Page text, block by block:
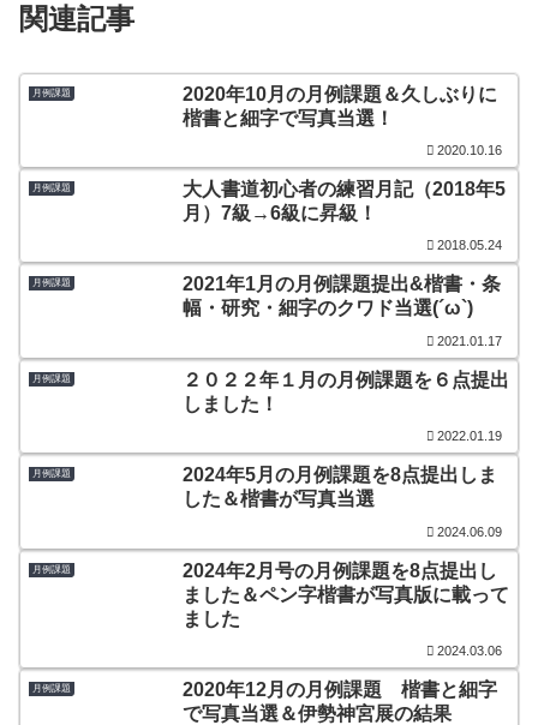
関連記事
月例課題
2020年10月の月例課題＆久しぶりに
楷書と細字で写真当選！
2020.10.16
月例課題
大人書道初心者の練習月記（2018年5
月）7級→6級に昇級！
2018.05.24
月例課題
2021年1月の月例課題提出&楷書・条
幅・研究・細字のクワド当選(´ω`)
2021.01.17
月例課題
２０２２年１月の月例課題を６点提出
しました！
2022.01.19
月例課題
2024年5月の月例課題を8点提出しま
した＆楷書が写真当選
2024.06.09
月例課題
2024年2月号の月例課題を8点提出し
ました＆ペン字楷書が写真版に載って
ました
2024.03.06
月例課題
2020年12月の月例課題 楷書と細字
で写真当選＆伊勢神宮展の結果